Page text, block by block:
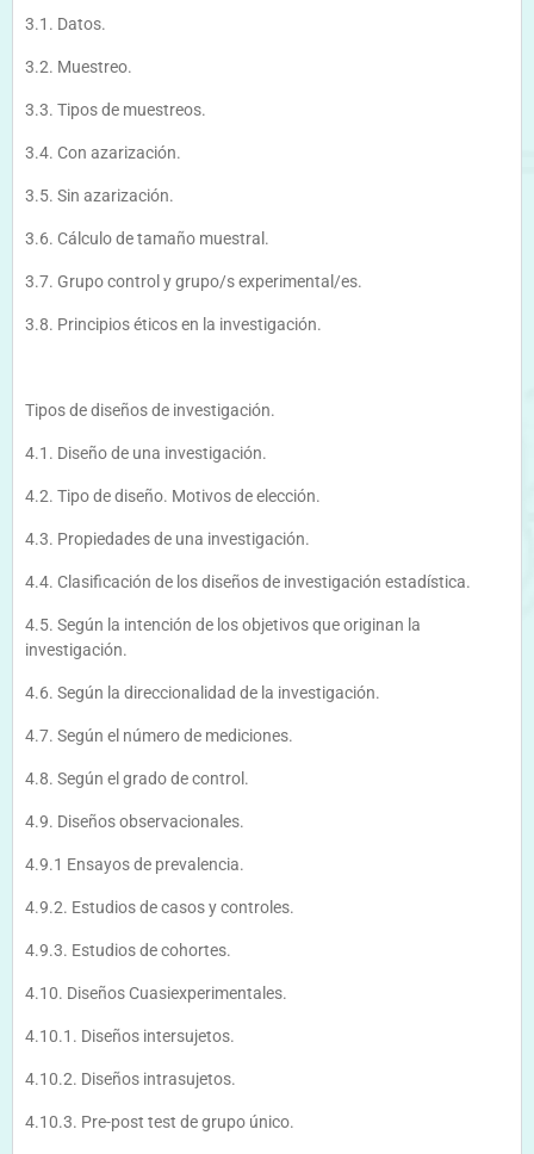
3.1. Datos.
3.2. Muestreo.
3.3. Tipos de muestreos.
3.4. Con azarización.
3.5. Sin azarización.
3.6. Cálculo de tamaño muestral.
3.7. Grupo control y grupo/s experimental/es.
3.8. Principios éticos en la investigación.
Tipos de diseños de investigación.
4.1. Diseño de una investigación.
4.2. Tipo de diseño. Motivos de elección.
4.3. Propiedades de una investigación.
4.4. Clasificación de los diseños de investigación estadística.
4.5. Según la intención de los objetivos que originan la
investigación.
4.6. Según la direccionalidad de la investigación.
4.7. Según el número de mediciones.
4.8. Según el grado de control.
4.9. Diseños observacionales.
4.9.1 Ensayos de prevalencia.
4.9.2. Estudios de casos y controles.
4.9.3. Estudios de cohortes.
4.10. Diseños Cuasiexperimentales.
4.10.1. Diseños intersujetos.
4.10.2. Diseños intrasujetos.
4.10.3. Pre-post test de grupo único.